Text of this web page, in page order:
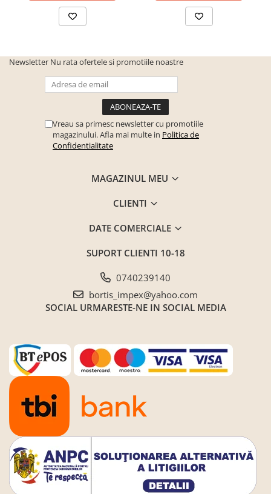
Canapele copii
Paturi supraetajate
COVOARE PUFOASE(SHAGGY)FIR
Mobilier Gradina
Electrocasnice incorporabile
,Chiuvete si baterii
Baterii bucatarie
Cuptoare cu microunde
incorporabile
Cuptoare incorporabile
Hote
Masini de spalat vase
Oale sub presiune
Plite incorporabile
Prajitoare paine
Storcatoare
Newsletter Nu rata ofertele si promotiile noastre
Vreau sa primesc newsletter cu promotiile
magazinului. Afla mai multe in Politica de
Confidentialitate
MAGAZINUL MEU
CLIENTI
DATE COMERCIALE
SUPORT CLIENTI 10-18
0740239140
bortis_impex@yahoo.com
SOCIAL URMARESTE-NE IN SOCIAL MEDIA